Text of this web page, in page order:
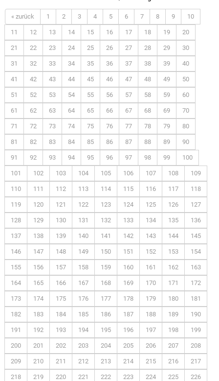
« zurück 1 2 3 4 5 6 7 8 9 10
11 12 13 14 15 16 17 18 19 20
21 22 23 24 25 26 27 28 29 30
31 32 33 34 35 36 37 38 39 40
41 42 43 44 45 46 47 48 49 50
51 52 53 54 55 56 57 58 59 60
61 62 63 64 65 66 67 68 69 70
71 72 73 74 75 76 77 78 79 80
81 82 83 84 85 86 87 88 89 90
91 92 93 94 95 96 97 98 99 100
101 102 103 104 105 106 107 108 109
110 111 112 113 114 115 116 117 118
119 120 121 122 123 124 125 126 127
128 129 130 131 132 133 134 135 136
137 138 139 140 141 142 143 144 145
146 147 148 149 150 151 152 153 154
155 156 157 158 159 160 161 162 163
164 165 166 167 168 169 170 171 172
173 174 175 176 177 178 179 180 181
182 183 184 185 186 187 188 189 190
191 192 193 194 195 196 197 198 199
200 201 202 203 204 205 206 207 208
209 210 211 212 213 214 215 216 217
218 219 220 221 222 223 224 225 226